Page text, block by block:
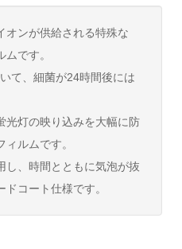
オンが供給される特殊な
ムです。
て、細菌が24時間後には
光灯の映り込みを大幅に防
ルムです。
し、時間とともに気泡が抜
コート仕様です。